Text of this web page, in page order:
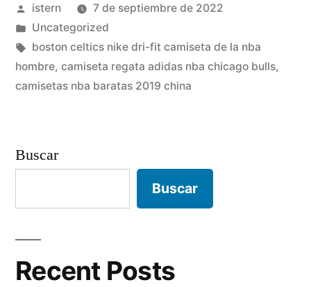
2021
2022
baratas»
Publicado
por
istern
7 de septiembre de 2022
Publicado
en
Uncategorized
Etiquetas:
boston celtics nike dri-fit camiseta de la nba
hombre, camiseta regata adidas nba chicago bulls,
camisetas nba baratas 2019 china
Buscar
Buscar
Recent Posts